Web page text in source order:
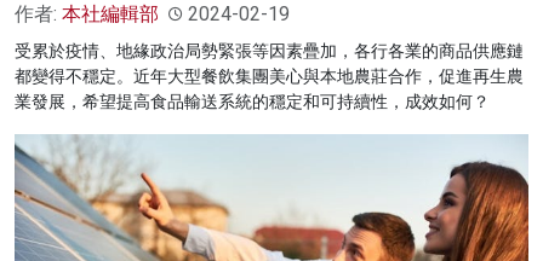
作者: 本社編輯部 2024-02-19
受累於疫情、地緣政治局勢緊張等因素疊加，各行各業的商品供應鏈
都變得不穩定。近年大型餐飲集團美心與本地農莊合作，促進再生農
業發展，希望提高食品輸送系統的穩定和可持續性，成效如何？